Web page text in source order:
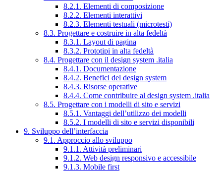
8.2.1. Elementi di composizione
8.2.2. Elementi interattivi
8.2.3. Elementi testuali (microtesti)
8.3. Progettare e costruire in alta fedeltà
8.3.1. Layout di pagina
8.3.2. Prototipi in alta fedeltà
8.4. Progettare con il design system .italia
8.4.1. Documentazione
8.4.2. Benefici del design system
8.4.3. Risorse operative
8.4.4. Come contribuire al design system .italia
8.5. Progettare con i modelli di sito e servizi
8.5.1. Vantaggi dell’utilizzo dei modelli
8.5.2. I modelli di sito e servizi disponibili
9. Sviluppo dell’interfaccia
9.1. Approccio allo sviluppo
9.1.1. Attività preliminari
9.1.2. Web design responsivo e accessibile
9.1.3. Mobile first